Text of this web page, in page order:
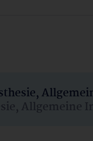
Allgemeine